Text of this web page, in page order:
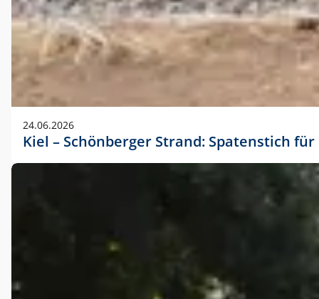
24.06.2026
Kiel – Schönberger Strand: Spatenstich